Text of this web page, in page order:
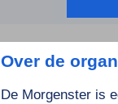
Over de
De Morgenster is